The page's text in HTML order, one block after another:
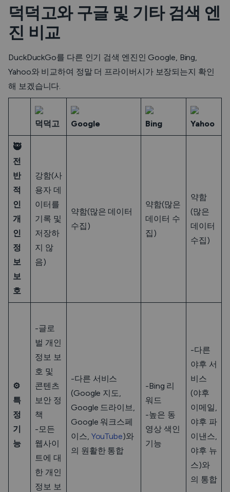
덕덕고와 구글 및 기타 검색 엔
진 비교
DuckDuckGo를 다른 인기 검색 엔진인 Google, Bing,
Yahoo와 비교하여 정말 더 프라이버시가 보장되는지 확인
해 보겠습니다.
덕덕고 Google Bing Yahoo
🥷
전
반
적
인
개
인
정
보
보
호
강함(사
용자 데
이터를
기록 및
저장하
지 않
음)
약함(많은 데이터
수집)
약함(많은
데이터 수
집)
약함
(많은
데이터
수집)
⚙️
특
정
기
능
-글로
벌 개인
정보 보
호 및
콘텐츠
보안 정
책
-모든
웹사이
트에 대
한 개인
정보 보
-다른 서비스
(Google 지도,
Google 드라이브,
Google 워크스페
이스, YouTube)와
의 원활한 통합
-Bing 리
워드
-높은 동
영상 색인
기능
-다른
야후 서
비스
(야후
이메일,
야후 파
이낸스,
야후 뉴
스)와
의 통합